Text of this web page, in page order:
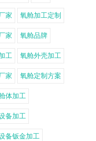
家 氧舱加工定制
家 氧舱品牌
工 氧舱外壳加工
家 氧舱定制方案
体加工
备加工
备钣金加工